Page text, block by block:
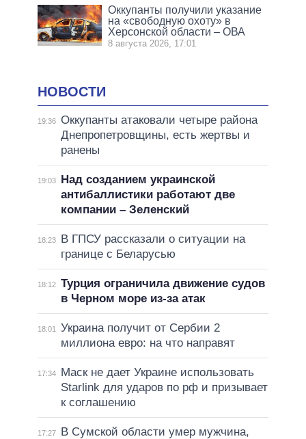
Оккупанты получили указание
на «свободную охоту» в
Херсонской области – ОВА
8 августа 2026, 17:01
НОВОСТИ
19:36 Оккупанты атаковали четыре района
Днепропетровщины, есть жертвы и
ранены
19:03
Над созданием украинской
антибаллистики работают две
компании – Зеленский
18:23
В ГПСУ рассказали о ситуации на
границе с Беларусью
18:12 Турция ограничила движение судов
в Черном море из-за атак
18:01
Украина получит от Сербии 2
миллиона евро: на что направят
17:34
Маск не дает Украине использовать
Starlink для ударов по рф и призывает
к соглашению
17:27
В Сумской области умер мужчина,